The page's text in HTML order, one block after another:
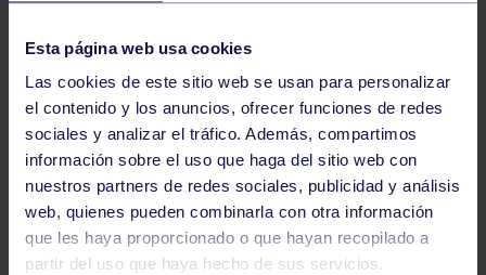
Esta página web usa cookies
Las cookies de este sitio web se usan para personalizar
el contenido y los anuncios, ofrecer funciones de redes
sociales y analizar el tráfico. Además, compartimos
información sobre el uso que haga del sitio web con
nuestros partners de redes sociales, publicidad y análisis
web, quienes pueden combinarla con otra información
que les haya proporcionado o que hayan recopilado a
partir del uso que haya hecho de sus servicios.
09:00h
CTO DE ESPAÑA ABSOLUTO